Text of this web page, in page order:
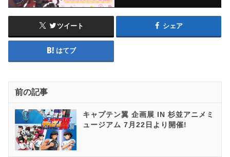
ツイート シェア
はてブ
前の記事
キャプテン翼 企画展 IN 杉並アニメミ
ュージアム 7月22日より開催!